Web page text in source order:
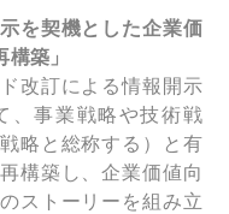
を契機とした企業価
築」
改訂による情報開示
、事業戦略や技術戦
略と総称する）と有
構築し、企業価値向
ストーリーを組み立